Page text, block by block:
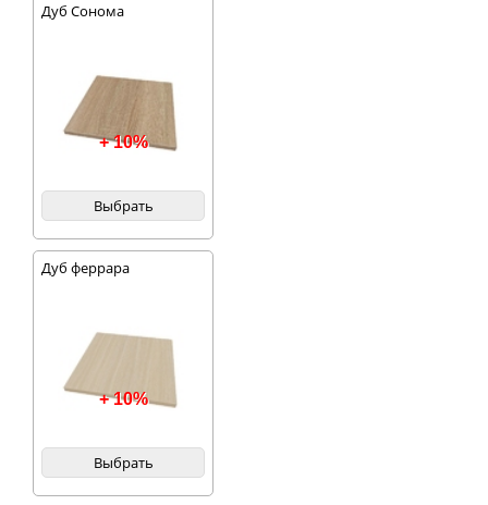
Дуб Сонома
+ 10%
Выбрать
Дуб феррара
+ 10%
Выбрать